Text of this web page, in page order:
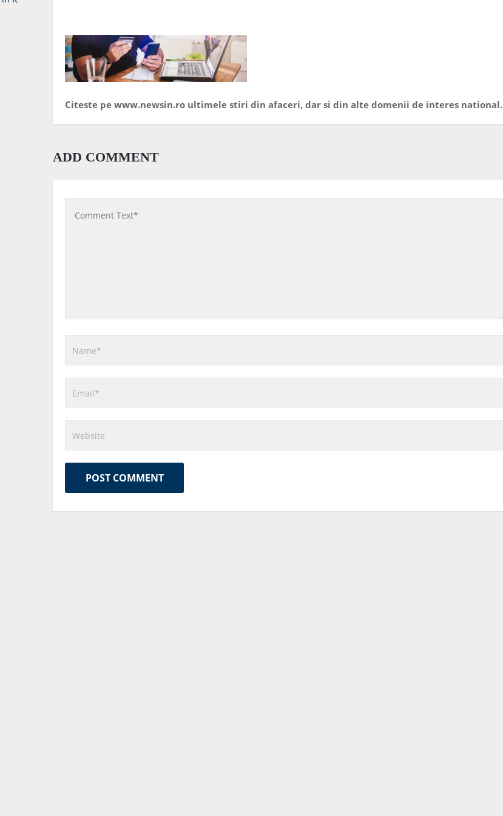
Citeste pe www.newsin.ro ultimele stiri din afaceri, dar si din alte domenii de interes national.
ADD COMMENT